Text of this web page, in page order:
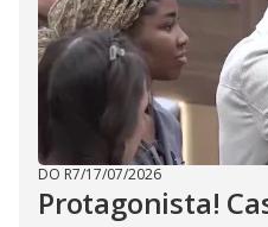
DO R7/17/07/2026
Protagonista!